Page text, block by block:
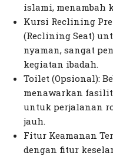
islami, menambah
Kursi Reclining
(Reclining Seat)
nyaman, sangat
kegiatan ibadah.
Toilet (Opsional):
menawarkan
untuk perjalanan
jauh.
Fitur Keamanan
dengan fitur